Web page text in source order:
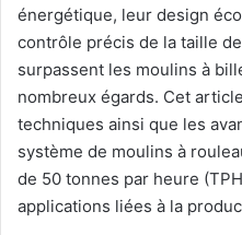
énergétique, leur design
contrôle précis de la taille
surpassent les moulins à
nombreux égards. Cet
techniques ainsi que les
système de moulins à
de 50 tonnes par heure
applications liées à la